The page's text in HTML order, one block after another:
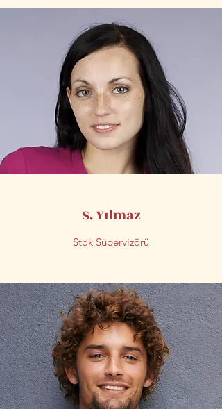
S. Yılmaz
Stok Süpervizörü